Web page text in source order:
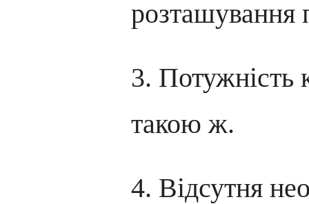
розташування
3. Потужність
такою ж.
4. Відсутня